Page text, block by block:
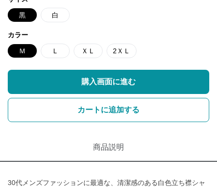
黒 白
カラー
Ｍ Ｌ ＸＬ 2ＸＬ
購入画面に進む
カートに追加する
商品説明
30代メンズファッションに最適な、清潔感のある白色立ち襟シャ